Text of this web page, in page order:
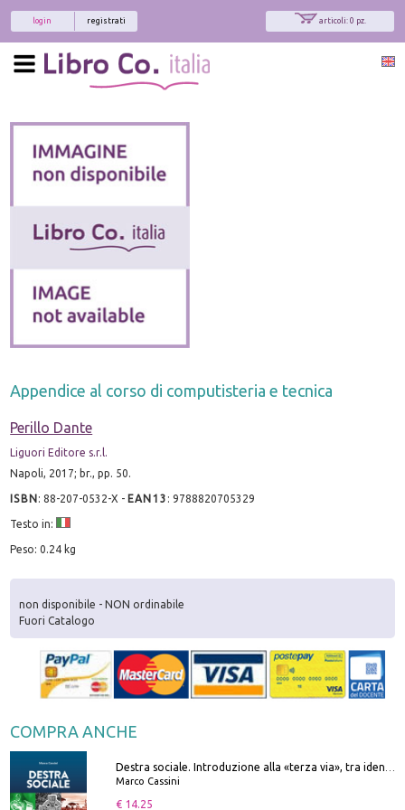
articoli: 0 pz.
registrati
login
Appendice al corso di computisteria e tecnica
Perillo Dante
Liguori Editore s.r.l.
Napoli, 2017; br., pp. 50.
ISBN:88-207-0532-X - EAN13 :9788820705329
Testo in:
Peso: 0.24 kg
non disponibile - NON ordinabile
Fuori Catalogo
COMPRA ANCHE
Marco Cassini
€ 14.25